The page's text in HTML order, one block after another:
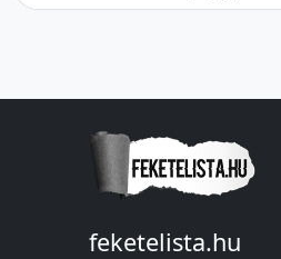
feketelista.hu